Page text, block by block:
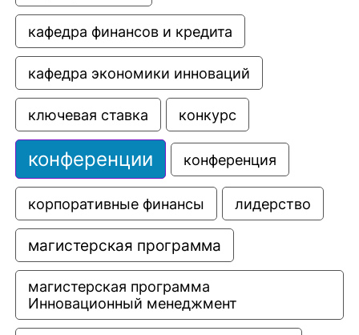
кафедра финансов и кредита
кафедра экономики инноваций
ключевая ставка конкурс
конференции конференция
корпоративные финансы лидерство
магистерская программа
магистерская программа
Инновационный менеджмент